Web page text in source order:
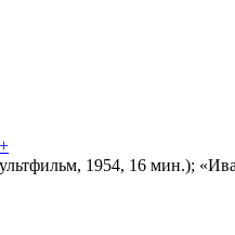
1954, 16 мин.);